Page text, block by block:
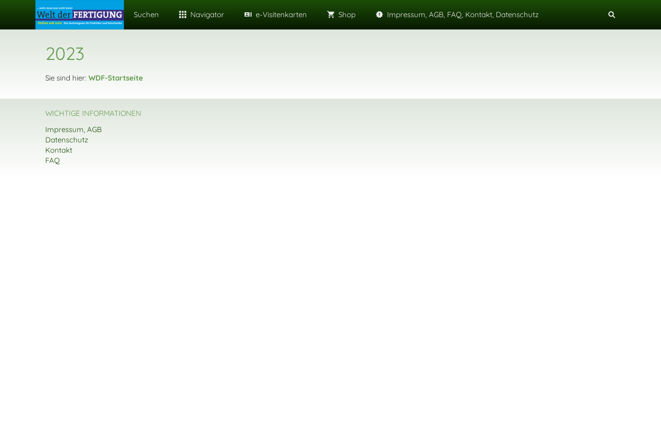
Suchen Navigator e-Visitenkarten Shop Impressum, AGB, FAQ, Kontakt, Datenschutz
2023
Sie sind hier: WDF-Startseite
WICHTIGE INFORMATIONEN
Impressum, AGB
Datenschutz
Kontakt
FAQ